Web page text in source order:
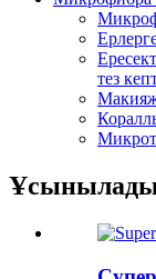
тез
Макияж